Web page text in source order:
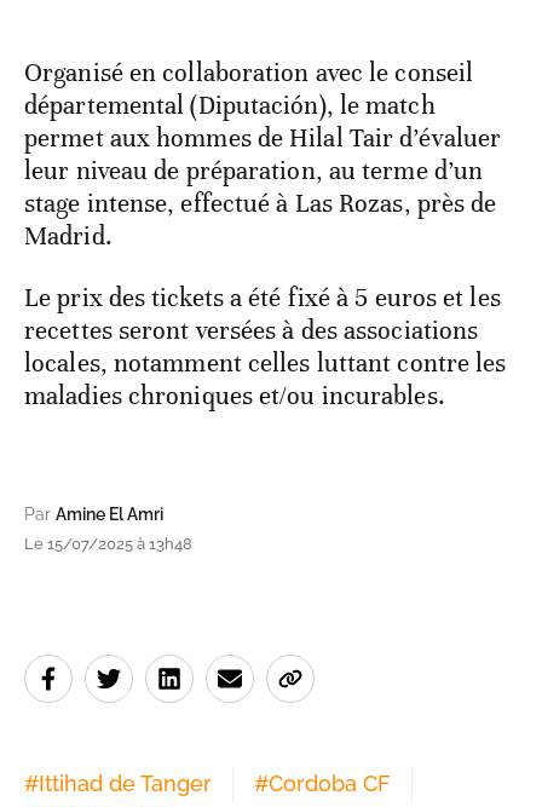
Organisé en collaboration avec le conseil
départemental (Diputación), le match
permet aux hommes de Hilal Tair d’évaluer
leur niveau de préparation, au terme d’un
stage intense, effectué à Las Rozas, près de
Madrid.
Le prix des tickets a été fixé à 5 euros et les
recettes seront versées à des associations
locales, notamment celles luttant contre les
maladies chroniques et/ou incurables.
Par Amine El Amri
Le 15/07/2025 à 13h48
#Ittihad de Tanger #Cordoba CF